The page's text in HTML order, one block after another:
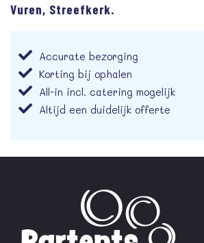
Vuren, Streefkerk.
Accurate bezorging
Korting bij ophalen
All-in incl. catering mogelijk
Altijd een duidelijk offerte